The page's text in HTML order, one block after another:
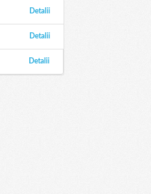
Detalii
Detalii
Detalii